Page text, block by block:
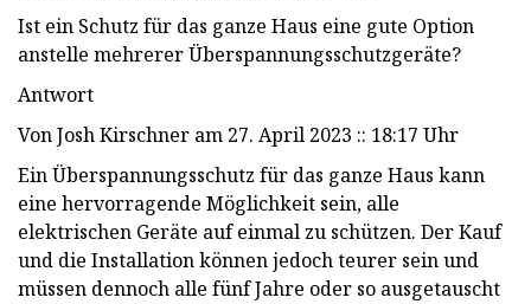
Ist ein Schutz für das ganze Haus eine gute Option
anstelle mehrerer Überspannungsschutzgeräte?
Antwort
Von Josh Kirschner am 27. April 2023 :: 18:17 Uhr
Ein Überspannungsschutz für das ganze Haus kann
eine hervorragende Möglichkeit sein, alle
elektrischen Geräte auf einmal zu schützen. Der Kauf
und die Installation können jedoch teurer sein und
müssen dennoch alle fünf Jahre oder so ausgetauscht